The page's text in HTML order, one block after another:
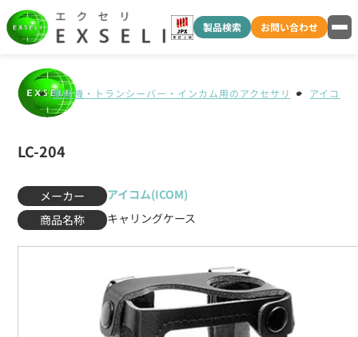
製品検索 お問い合わせ
無線機・トランシーバー・インカム用のアクセサリ アイコム
LC-204
メーカー
アイコム(ICOM)
商品名称
キャリングケース